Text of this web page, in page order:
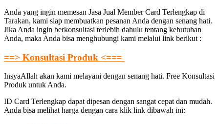
Anda yang ingin memesan Jasa Jual Member Card Terlengkap di
Tarakan, kami siap membuatkan pesanan Anda dengan senang hati.
Jika Anda ingin berkonsultasi terlebih dahulu tentang kebutuhan
Anda, maka Anda bisa menghubungi kami melalui link berikut :
==> Konsultasi Produk <===
InsyaAllah akan kami melayani dengan senang hati. Free Konsultasi
Produk untuk Anda.
ID Card Terlengkap dapat dipesan dengan sangat cepat dan mudah.
Anda bisa melihat harga dengan cara klik link dibawah ini: